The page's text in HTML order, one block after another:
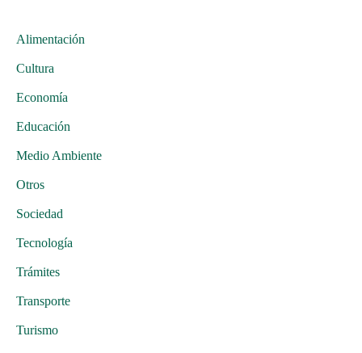
Alimentación
Cultura
Economía
Educación
Medio Ambiente
Otros
Sociedad
Tecnología
Trámites
Transporte
Turismo